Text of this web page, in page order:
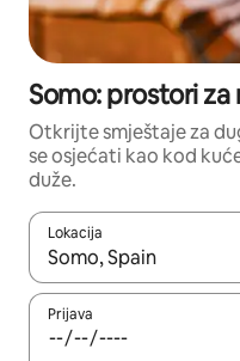
Somo: prostori
Otkrijte smještaje za
se osjećati kao kod
duže.
Lokacija
Kad su rezultati
Prijava